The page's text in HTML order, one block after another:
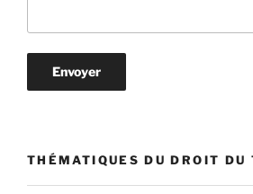
THÉMATIQUES DU DROIT DU